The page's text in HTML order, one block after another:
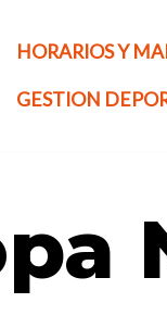
HORARIOS Y
GESTION